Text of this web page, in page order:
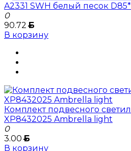
A2331 SWH белый песок
0
90.72Б
В корзину
Комплект подвесного
XP8432025 Ambrella light
0
3.00Б
В корзину